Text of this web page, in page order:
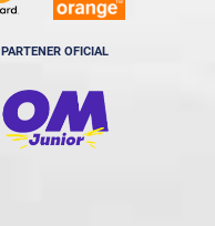
PARTENER OFICIAL